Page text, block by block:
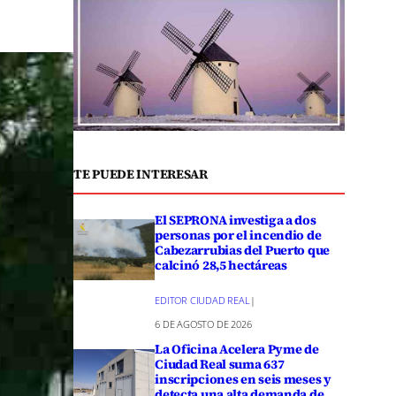
TE PUEDE INTERESAR
El SEPRONA investiga a dos
personas por el incendio de
Cabezarrubias del Puerto que
calcinó 28,5 hectáreas
EDITOR CIUDAD REAL|
6 DE AGOSTO DE 2026
La Oficina Acelera Pyme de
Ciudad Real suma 637
inscripciones en seis meses y